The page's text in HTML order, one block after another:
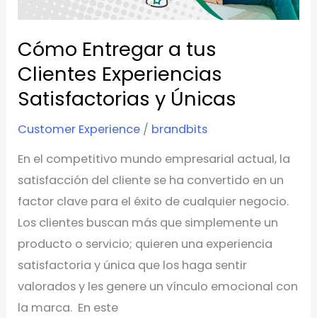
Cómo Entregar a tus
Clientes Experiencias
Satisfactorias y Únicas
Customer Experience / brandbits
En el competitivo mundo empresarial actual, la
satisfacción del cliente se ha convertido en un
factor clave para el éxito de cualquier negocio.
Los clientes buscan más que simplemente un
producto o servicio; quieren una experiencia
satisfactoria y única que los haga sentir
valorados y les genere un vínculo emocional con
la marca. En este
Satisfactorias
Únicas